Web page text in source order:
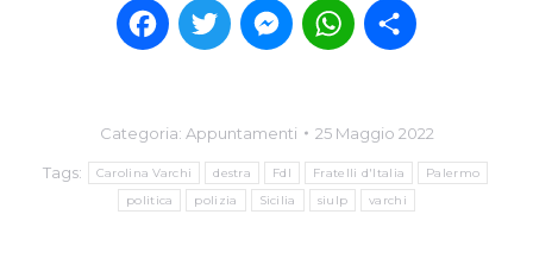
FacebookTwitter MessengerWhatsApp
Categoria: Appuntamenti 25 Maggio 2022
Tags: Carolina Varchi destra FdI Fratelli d'Italia
Palermo
politica
polizia Sicilia siulp varchi